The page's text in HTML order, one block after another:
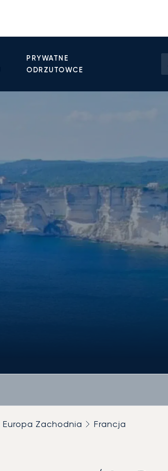
PRYWATNE
ODRZUTOWCE
Europa Zachodnia Francja